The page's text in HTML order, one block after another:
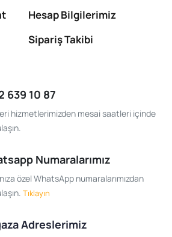
Hesap Bilgilerimiz
Sipariş Takibi
639 10 87
hizmetlerimizden mesai saatleri içinde
Numaralarımız
özel WhatsApp numaralarımızdan
Tıklayın
Adreslerimiz